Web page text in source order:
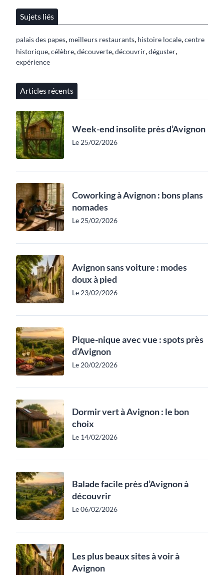
Sujets liés
palais des papes meilleurs restaurants histoire locale centre
historique célèbre découverte découvrir déguster
expérience
Articles récents
Week-end insolite près d’Avignon
Le 25/02/2026
Coworking à Avignon : bons plans
nomades
Le 25/02/2026
Avignon sans voiture : modes
doux à pied
Le 23/02/2026
Pique-nique avec vue : spots près
d’Avignon
Le 20/02/2026
Dormir vert à Avignon : le bon
choix
Le 14/02/2026
Balade facile près d’Avignon à
découvrir
Le 06/02/2026
Les plus beaux sites à voir à
Avignon